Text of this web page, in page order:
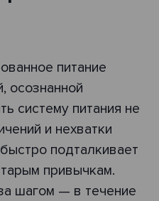
питание
осознанной
систему питания не
и нехватки
подталкивает
привычкам.
шагом — в течение